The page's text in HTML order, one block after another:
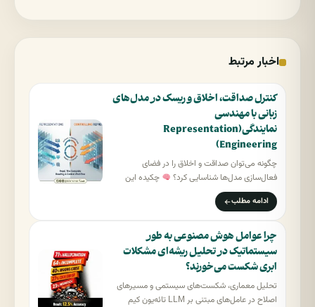
اخبار مرتبط
کنترل صداقت، اخلاق و ریسک در مدل‌های
زبانی با مهندسی
نمایندگی(Representation
Engineering)
چگونه می‌توان صداقت و اخلاق را در فضای
فعال‌سازی مدل‌ها شناسایی کرد؟
چکیده این
مقاله…
ادامه مطلب
چرا عوامل هوش مصنوعی به طور
سیستماتیک در تحلیل ریشه‌ای مشکلات
ابری شکست می‌خورند؟
تحلیل معماری، شکست‌های سیستمی و مسیرهای
اصلاح در عامل‌های مبتنی بر LLM تائه‌یون کیم